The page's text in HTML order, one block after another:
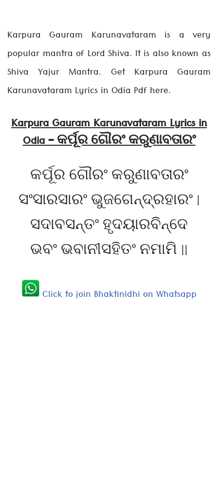
Karpura Gauram Karunavataram is a very
popular mantra of Lord Shiva. It is also known as
Shiva Yajur Mantra. Get Karpura Gauram
Karunavataram Lyrics in Odia Pdf here.
Karpura Gauram Karunavataram Lyrics in
Odia – କର୍ପୂର ଗୌରଂ କରୁଣାବତାରଂ
କର୍ପୂର ଗୌରଂ କରୁଣାବତାରଂ
ସଂସାରସାରଂ ଭୁଜଗେନ୍ଦ୍ରହାରଂ |
ସଦାବସନ୍ତଂ ହୃଦୟାରବିନ୍ଦେ
ଭବଂ ଭବାନୀସହିତଂ ନମାମି ||
Click to join Bhaktinidhi on Whatsapp